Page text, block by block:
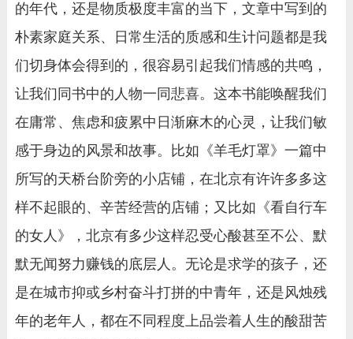
的年代，还是物质极度丰富的当下，文章中写到的
朴素家庭关系、日常生活的质感和生计问题都是我
们切身体会得到的，很容易引起我们情感的共鸣，
让我们同书中的人物一同悲喜。这本书能唤醒我们
在庸常、焦虑和疲累中日渐麻木的心灵，让我们敏
感于身边的风景和故事。比如《羊毛灯罩》一篇中
所写的天桥台阶旁的小店铺，在北京有许许多多这
样不起眼的、辛苦经营的店铺；又比如《看自行车
的女人》，北京有多少这样忍受心酸甚至不公、默
默无闻努力赚钱的底层人。无论是求学的孩子，还
是在城市抑或乡村奋斗打拼的中青年，还是风烛残
年的老年人，都在不同程度上品尝着人生的酸甜苦